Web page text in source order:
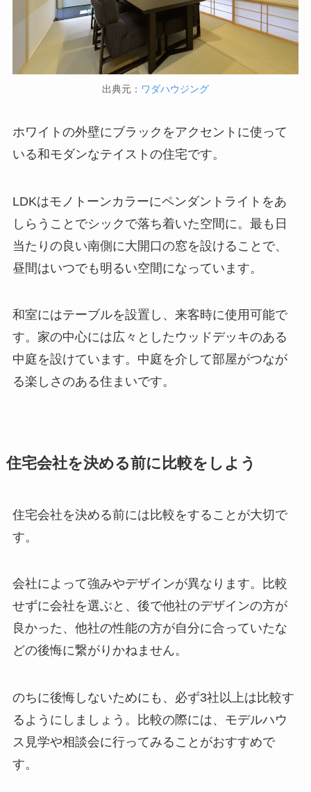
出典元： ワダハウジング
ホワイトの外壁にブラックをアクセントに使って
いる和モダンなテイストの住宅です。
LDKはモノトーンカラーにペンダントライトをあ
しらうことでシックで落ち着いた空間に。最も日
当たりの良い南側に大開口の窓を設けることで、
昼間はいつでも明るい空間になっています。
和室にはテーブルを設置し、来客時に使用可能で
す。家の中心には広々としたウッドデッキのある
中庭を設けています。中庭を介して部屋がつなが
る楽しさのある住まいです。
住宅会社を決める前に比較をしよう
住宅会社を決める前には比較をすることが大切で
す。
会社によって強みやデザインが異なります。比較
せずに会社を選ぶと、後で他社のデザインの方が
良かった、他社の性能の方が自分に合っていたな
どの後悔に繋がりかねません。
のちに後悔しないためにも、必ず3社以上は比較す
るようにしましょう。比較の際には、モデルハウ
ス見学や相談会に行ってみることがおすすめで
す。